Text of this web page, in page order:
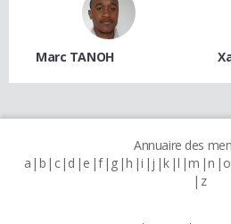
Marc TANOH
Annuaire des
a b c d e f g h i j k l m n o
z